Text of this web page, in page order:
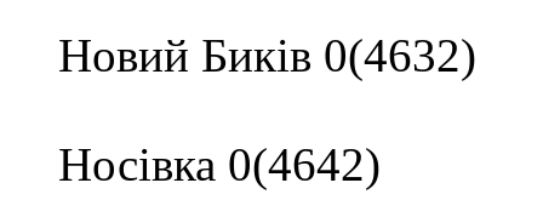
Новий Биків 0(4632)
Носівка 0(4642)